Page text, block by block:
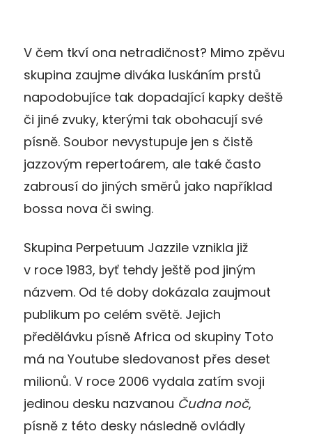
V čem tkví ona netradičnost? Mimo zpěvu
skupina zaujme diváka luskáním prstů
napodobujíce tak dopadající kapky deště
či jiné zvuky, kterými tak obohacují své
písně. Soubor nevystupuje jen s čistě
jazzovým repertoárem, ale také často
zabrousí do jiných směrů jako například
bossa nova či swing.
Skupina Perpetuum Jazzile vznikla již
v roce 1983, byť tehdy ještě pod jiným
názvem. Od té doby dokázala zaujmout
publikum po celém světě. Jejich
předělávku písně Africa od skupiny Toto
má na Youtube sledovanost přes deset
milionů. V roce 2006 vydala zatím svoji
jedinou desku nazvanou Čudna noč,
písně z této desky následně ovládly